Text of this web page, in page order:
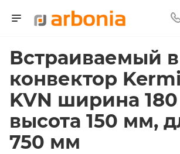
Встраиваемый
конвектор Kermi
KVN ширина
высота 150 мм,
750 мм